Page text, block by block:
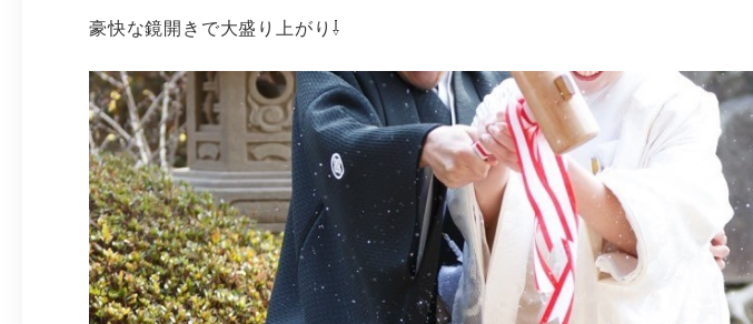
豪快な鏡開きで大盛り上がり⇩